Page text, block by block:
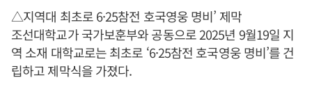
△지역대 최초로 6·25참전 호국영웅 명비’ 제막
조선대학교가 국가보훈부와 공동으로 2025년 9월19일 지
역 소재 대학교로는 최초로 ‘6·25참전 호국영웅 명비’를 건
립하고 제막식을 가졌다.